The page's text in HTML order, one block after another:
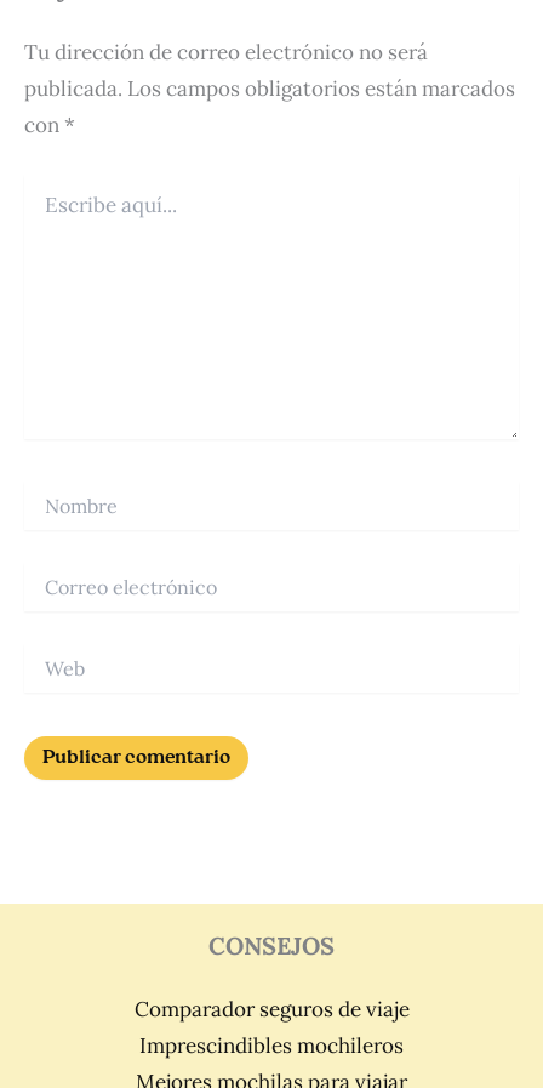
Tu dirección de correo electrónico no será
publicada. Los campos obligatorios están marcados
con*
aquí...
electrónico
CONSEJOS
Comparador seguros de viaje
Imprescindibles mochileros
Mejores mochilas para viajar